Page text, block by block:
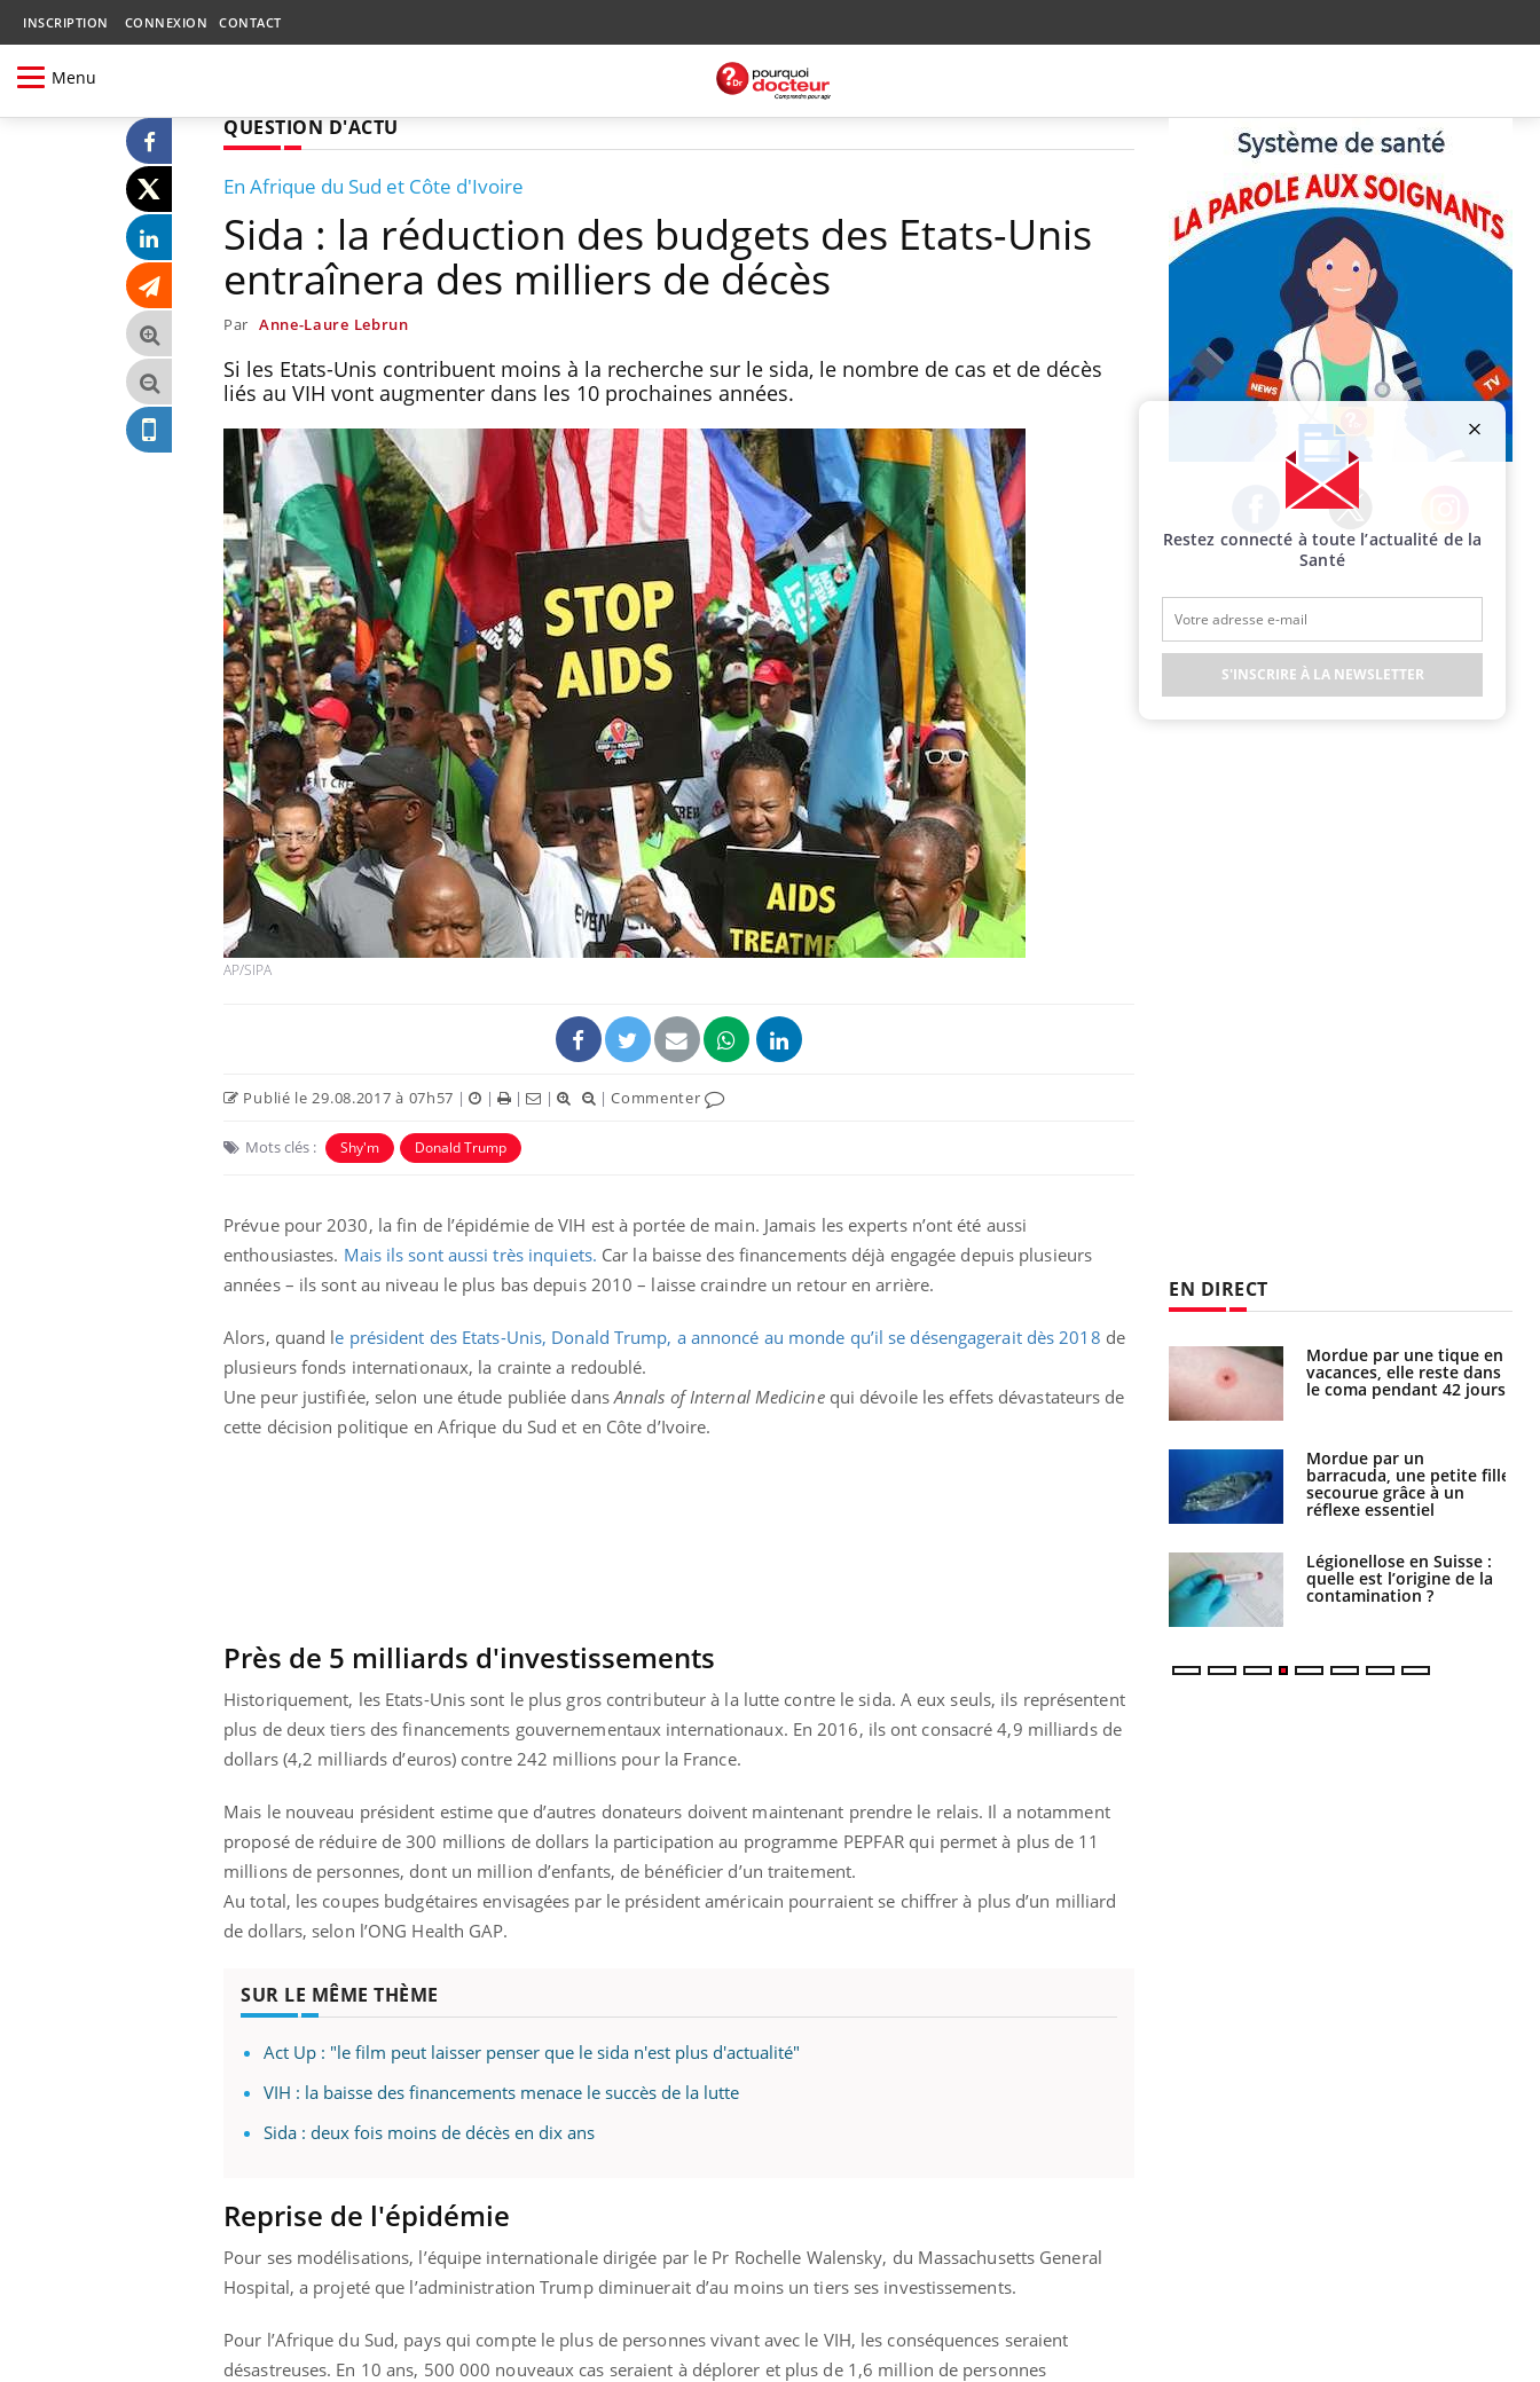
INSCRIPTION CONNEXION CONTACT
Menu
QUESTION D'ACTU
En Afrique du Sud et Côte d'Ivoire
Sida : la réduction des budgets des Etats-Unis
entraînera des milliers de décès
Par Anne-Laure Lebrun
Si les Etats-Unis contribuent moins à la recherche sur le sida, le nombre de cas et de décès
liés au VIH vont augmenter dans les 10 prochaines années.
AP/SIPA
Publié le 29.08.2017 à 07h57 | | | | |Commenter
Mots clés : Shy'm Donald Trump
Prévue pour 2030, la fin de l’épidémie de VIH est à portée de main. Jamais les experts n’ont été aussi
enthousiastes. Mais ils sont aussi très inquiets. Car la baisse des financements déjà engagée depuis plusieurs
années – ils sont au niveau le plus bas depuis 2010 – laisse craindre un retour en arrière.
Alors, quand le président des Etats-Unis, Donald Trump, a annoncé au monde qu’il se désengagerait dès 2018 de
plusieurs fonds internationaux, la crainte a redoublé.
Une peur justifiée, selon une étude publiée dans Annals of Internal Medicinequi dévoile les effets dévastateurs de
cette décision politique en Afrique du Sud et en Côte d’Ivoire.
Près de 5 milliards d'investissements
Historiquement, les Etats-Unis sont le plus gros contributeur à la lutte contre le sida. A eux seuls, ils représentent
plus de deux tiers des financements gouvernementaux internationaux. En 2016, ils ont consacré 4,9 milliards de
dollars (4,2 milliards d’euros) contre 242 millions pour la France.
Mais le nouveau président estime que d’autres donateurs doivent maintenant prendre le relais. Il a notamment
proposé de réduire de 300 millions de dollars la participation au programme PEPFAR qui permet à plus de 11
millions de personnes, dont un million d’enfants, de bénéficier d’un traitement.
Au total, les coupes budgétaires envisagées par le président américain pourraient se chiffrer à plus d’un milliard
de dollars, selon l’ONG Health GAP.
SUR LE MÊME THÈME
Act Up : "le film peut laisser penser que le sida n'est plus d'actualité"
VIH : la baisse des financements menace le succès de la lutte
Sida : deux fois moins de décès en dix ans
Reprise de l'épidémie
Pour ses modélisations, l’équipe internationale dirigée par le Pr Rochelle Walensky, du Massachusetts General
Hospital, a projeté que l’administration Trump diminuerait d’au moins un tiers ses investissements.
Pour l’Afrique du Sud, pays qui compte le plus de personnes vivant avec le VIH, les conséquences seraient
désastreuses. En 10 ans, 500 000 nouveaux cas seraient à déplorer et plus de 1,6 million de personnes
Facebook Twitter Instagram
EN DIRECT
Cytomégalovirus : ce qui
change dans la prise en
charge des femmes
enceintes
Pourquoi votre ventre
gâche-t-il les premiers
jours de vos vacances ?
Pourquoi manger moins
finalement être bénéfique
Mordue par une tique en
vacances, elle reste dans
le coma pendant 42 jours
Mordue par un
barracuda, une petite fille
secourue grâce à un
réflexe essentiel
Légionellose en Suisse :
quelle est l’origine de la
contamination ?
Restez connecté à toute l’actualité de la
Santé
S'INSCRIRE À LA NEWSLETTER